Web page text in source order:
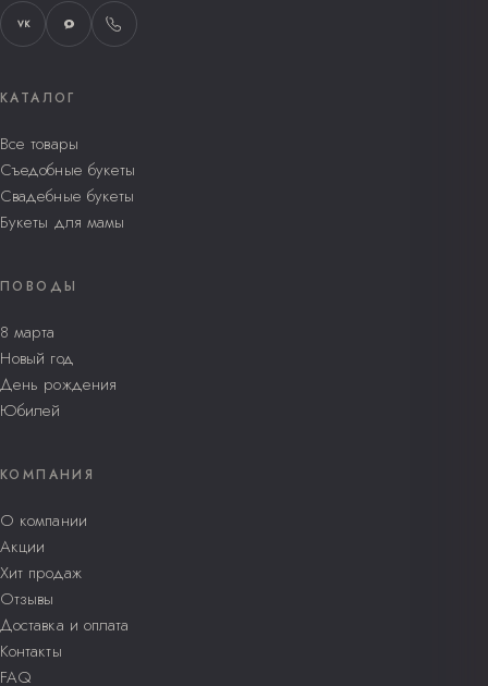
VK
КАТАЛОГ
Все товары
Съедобные букеты
Свадебные букеты
Букеты для мамы
ПОВОДЫ
8 марта
Новый год
День рождения
Юбилей
КОМПАНИЯ
О компании
Акции
Хит продаж
Отзывы
Доставка и оплата
Контакты
FAQ